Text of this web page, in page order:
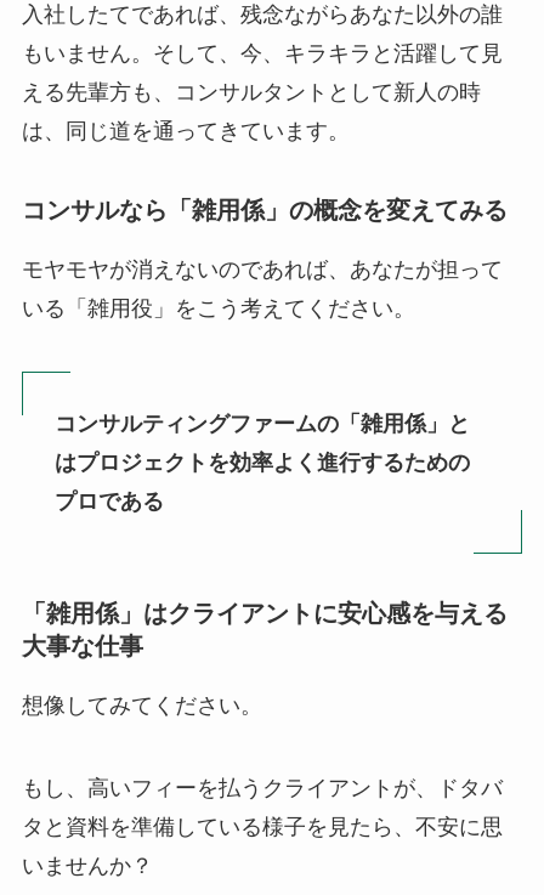
入社したてであれば、残念ながらあなた以外の誰
もいません。そして、今、キラキラと活躍して見
える先輩方も、コンサルタントとして新人の時
は、同じ道を通ってきています。
コンサルなら「雑用係」の概念を変えてみる
モヤモヤが消えないのであれば、あなたが担って
いる「雑用役」をこう考えてください。
コンサルティングファームの「雑用係」と
はプロジェクトを効率よく進行するための
プロである
「雑用係」はクライアントに安心感を与える
大事な仕事
想像してみてください。
もし、高いフィーを払うクライアントが、ドタバ
タと資料を準備している様子を見たら、不安に思
いませんか？